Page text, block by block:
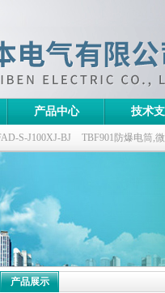
产品中心 技术
S-J100XJ-BJ TBF901防爆电筒,
灯,三防无极灯
产品展示